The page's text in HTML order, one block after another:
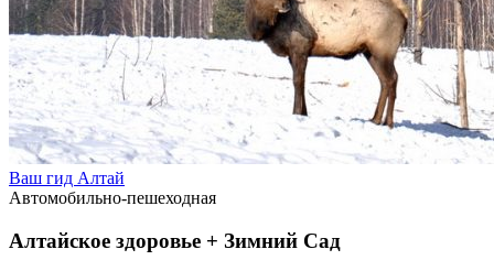
Ваш гид Алтай
Автомобильно-пешеходная
Алтайское здоровье + Зимний Сад